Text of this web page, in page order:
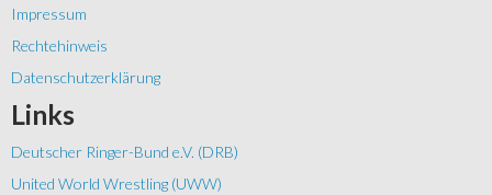
Impressum
Rechtehinweis
Datenschutzerklärung
Links
Deutscher Ringer-Bund e.V. (DRB)
United World Wrestling (UWW)